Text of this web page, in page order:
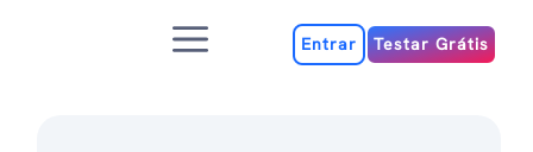
MenuEntrar Testar Grátis